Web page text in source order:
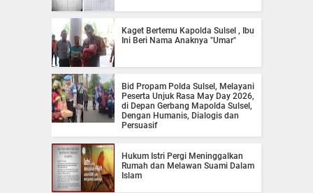
Kaget Bertemu Kapolda Sulsel , Ibu
Ini Beri Nama Anaknya "Umar"
Bid Propam Polda Sulsel, Melayani
Peserta Unjuk Rasa May Day 2026,
di Depan Gerbang Mapolda Sulsel,
Dengan Humanis, Dialogis dan
Persuasif
Hukum Istri Pergi Meninggalkan
Rumah dan Melawan Suami Dalam
Islam